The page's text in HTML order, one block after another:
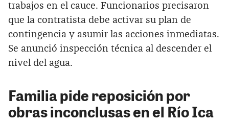
trabajos en el cauce. Funcionarios precisaron
que la contratista debe activar su plan de
contingencia y asumir las acciones inmediatas.
Se anunció inspección técnica al descender el
nivel del agua.
Familia pide reposición por
obras inconclusas en el Río Ica